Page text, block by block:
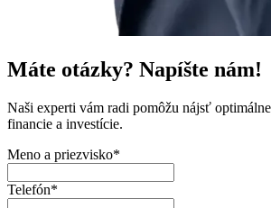
Máte otázky? Napíšte nám!
Naši experti vám radi pomôžu nájsť
financie a investície.
Meno a priezvisko*
Telefón*